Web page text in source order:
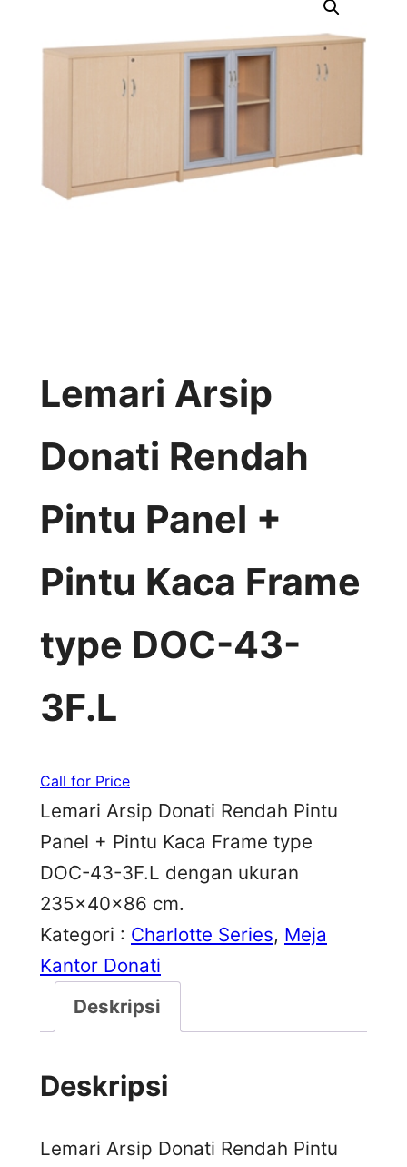
Lemari Arsip
Donati Rendah
Pintu Panel +
Pintu Kaca Frame
type DOC-43-
3F.L
Call for Price
Lemari Arsip Donati Rendah Pintu
Panel + Pintu Kaca Frame type
DOC-43-3F.L dengan ukuran
235x40x86 cm.
Kategori : Charlotte Series, Meja
Kantor Donati
Deskripsi
Deskripsi
Lemari Arsip Donati Rendah Pintu